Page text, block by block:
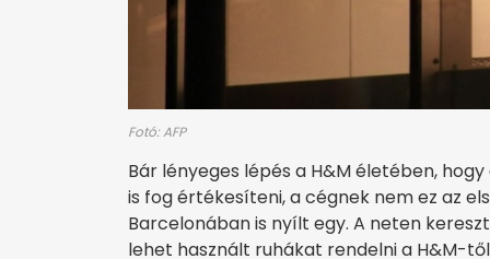
Fotó: AFP
Bár lényeges lépés a H&M életében,
is fog értékesíteni, a cégnek nem ez az
Barcelonában is nyílt egy. A neten
lehet használt ruhákat rendelni a H&M-